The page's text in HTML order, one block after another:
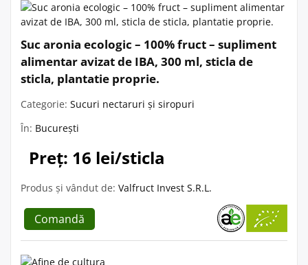
Suc aronia ecologic – 100% fruct – supliment
alimentar avizat de IBA, 300 ml, sticla de
sticla, plantatie proprie.
Categorie: Sucuri nectaruri și siropuri
În: București
Preț: 16 lei/sticla
Produs și vândut de: Valfruct Invest S.R.L.
Comandă